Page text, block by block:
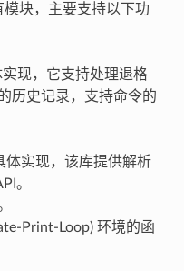
块，主要支持以下功
现，它支持处理退格
历史记录，支持命令的
体实现，该库提供解析
。
Print-Loop) 环境的函